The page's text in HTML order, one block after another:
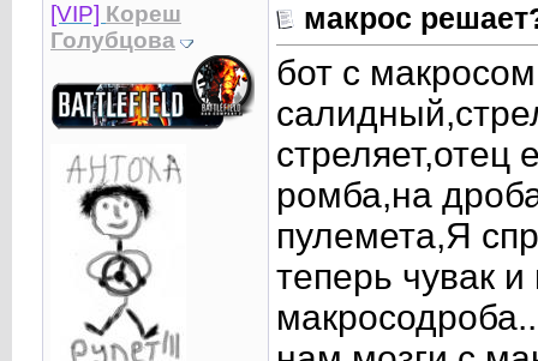
[VIP] Кореш
Голубцова
макрос
бот с
стреляет,отец
ромба,на
пулемета,Я
теперь чувак